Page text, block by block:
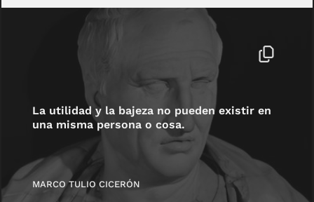
La utilidad y la bajeza no pueden existir en
una misma persona o cosa.
MARCO TULIO CICERÓN